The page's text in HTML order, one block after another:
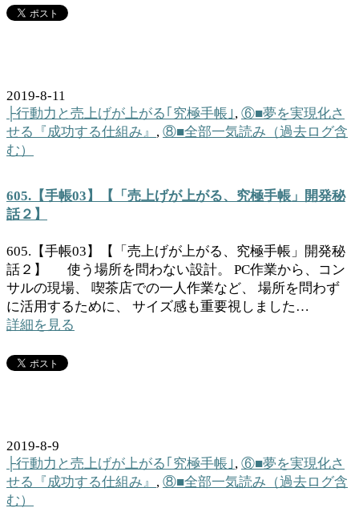
2019-8-11
├行動力と売上げが上がる｢究極手帳｣ , ⑥■夢を実現化さ
せる『成功する仕組み』 , ⑧■全部一気読み（過去ログ含
む）
605.【手帳03】【「売上げが上がる、究極手帳」開発秘
話２】
605.【手帳03】【「売上げが上がる、究極手帳」開発秘
話２】 使う場所を問わない設計。 PC作業から、コン
サルの現場、 喫茶店での一人作業など、 場所を問わず
に活用するために、 サイズ感も重要視しました…
詳細を見る
2019-8-9
├行動力と売上げが上がる｢究極手帳｣ , ⑥■夢を実現化さ
せる『成功する仕組み』 , ⑧■全部一気読み（過去ログ含
む）